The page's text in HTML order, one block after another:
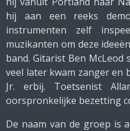
hij aan een reeks
instrumenten zelf
muzikanten om deze
band. Gitarist Ben McLeod
veel later kwam zanger en
Jr. erbij. Toetsenist
oorspronkelijke bezetting
De naam van de groep is